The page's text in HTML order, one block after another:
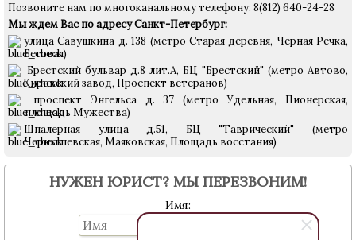
Позвоните нам по многоканальному телефону: 8(812) 640-24-28
Мы ждем Вас по адресу Санкт-Петербург:
улица Савушкина д. 138 (метро Старая деревня, Черная Речка,
Беговая)
Брестский бульвар д.8 лит.А, БЦ "Брестский" (метро Автово,
Кировский завод, Проспект ветеранов)
проспект Энгельса д. 37 (метро Удельная, Пионерская,
площадь Мужества)
Шпалерная улица д.51, БЦ "Таврический" (метро
Чернышевская, Маяковская, Площадь восстания)
НУЖЕН ЮРИСТ? МЫ ПЕРЕЗВОНИМ!
Имя: